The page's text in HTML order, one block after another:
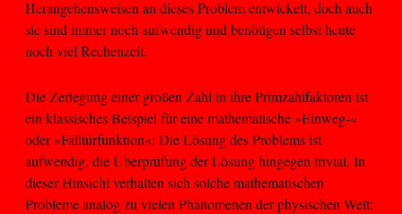
Herangehensweisen an dieses Problem entwickelt, doch auch
sie sind immer noch aufwendig und benötigen selbst heute
noch viel Rechenzeit.
Die Zerlegung einer großen Zahl in ihre Primzahlfaktoren ist
ein klassisches Beispiel für eine mathematische »Einweg-«
oder »Falltürfunktion«: Die Lösung des Problems ist
aufwendig, die Überprüfung der Lösung hingegen trivial. In
dieser Hinsicht verhalten sich solche mathematischen
Probleme analog zu vielen Phänomenen der physischen Welt: